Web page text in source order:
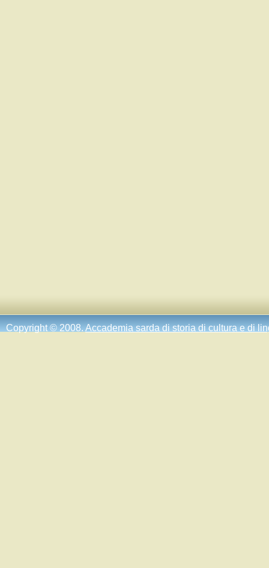
Copyright © 2008.Accademia sarda di storia di cultura e di